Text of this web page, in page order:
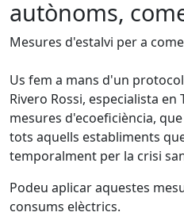
autònoms,
Mesures d'estalvi per a
Us fem a mans d'un
Rivero Rossi, especialista en
mesures d'ecoeficiència,
tots aquells establiments
temporalment per la crisi
Podeu aplicar aquestes
consums elèctrics.